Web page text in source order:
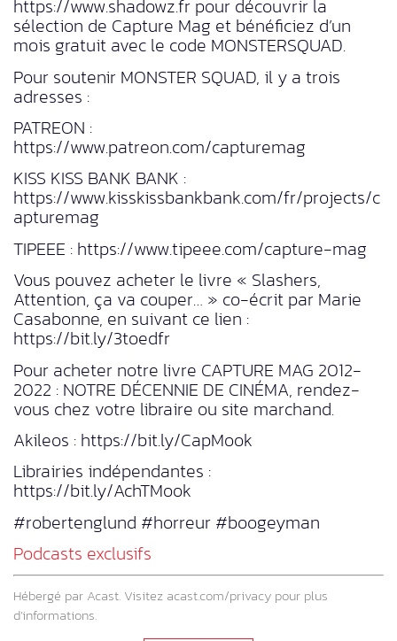
https://www.shadowz.fr pour découvrir la
sélection de Capture Mag et bénéficiez d’un
mois gratuit avec le code MONSTERSQUAD.
Pour soutenir MONSTER SQUAD, il y a trois
adresses :
PATREON :
https://www.patreon.com/capturemag
KISS KISS BANK BANK :
https://www.kisskissbankbank.com/fr/projects/c
apturemag
TIPEEE : https://www.tipeee.com/capture-mag
Vous pouvez acheter le livre « Slashers,
Attention, ça va couper… » co-écrit par Marie
Casabonne, en suivant ce lien :
https://bit.ly/3toedfr
Pour acheter notre livre CAPTURE MAG 2012-
2022 : NOTRE DÉCENNIE DE CINÉMA, rendez-
vous chez votre libraire ou site marchand.
Akileos : https://bit.ly/CapMook
Librairies indépendantes :
https://bit.ly/AchTMook
#robertenglund #horreur #boogeyman
Podcasts exclusifs
Hébergé par Acast. Visitez acast.com/privacy pour plus
d’informations.